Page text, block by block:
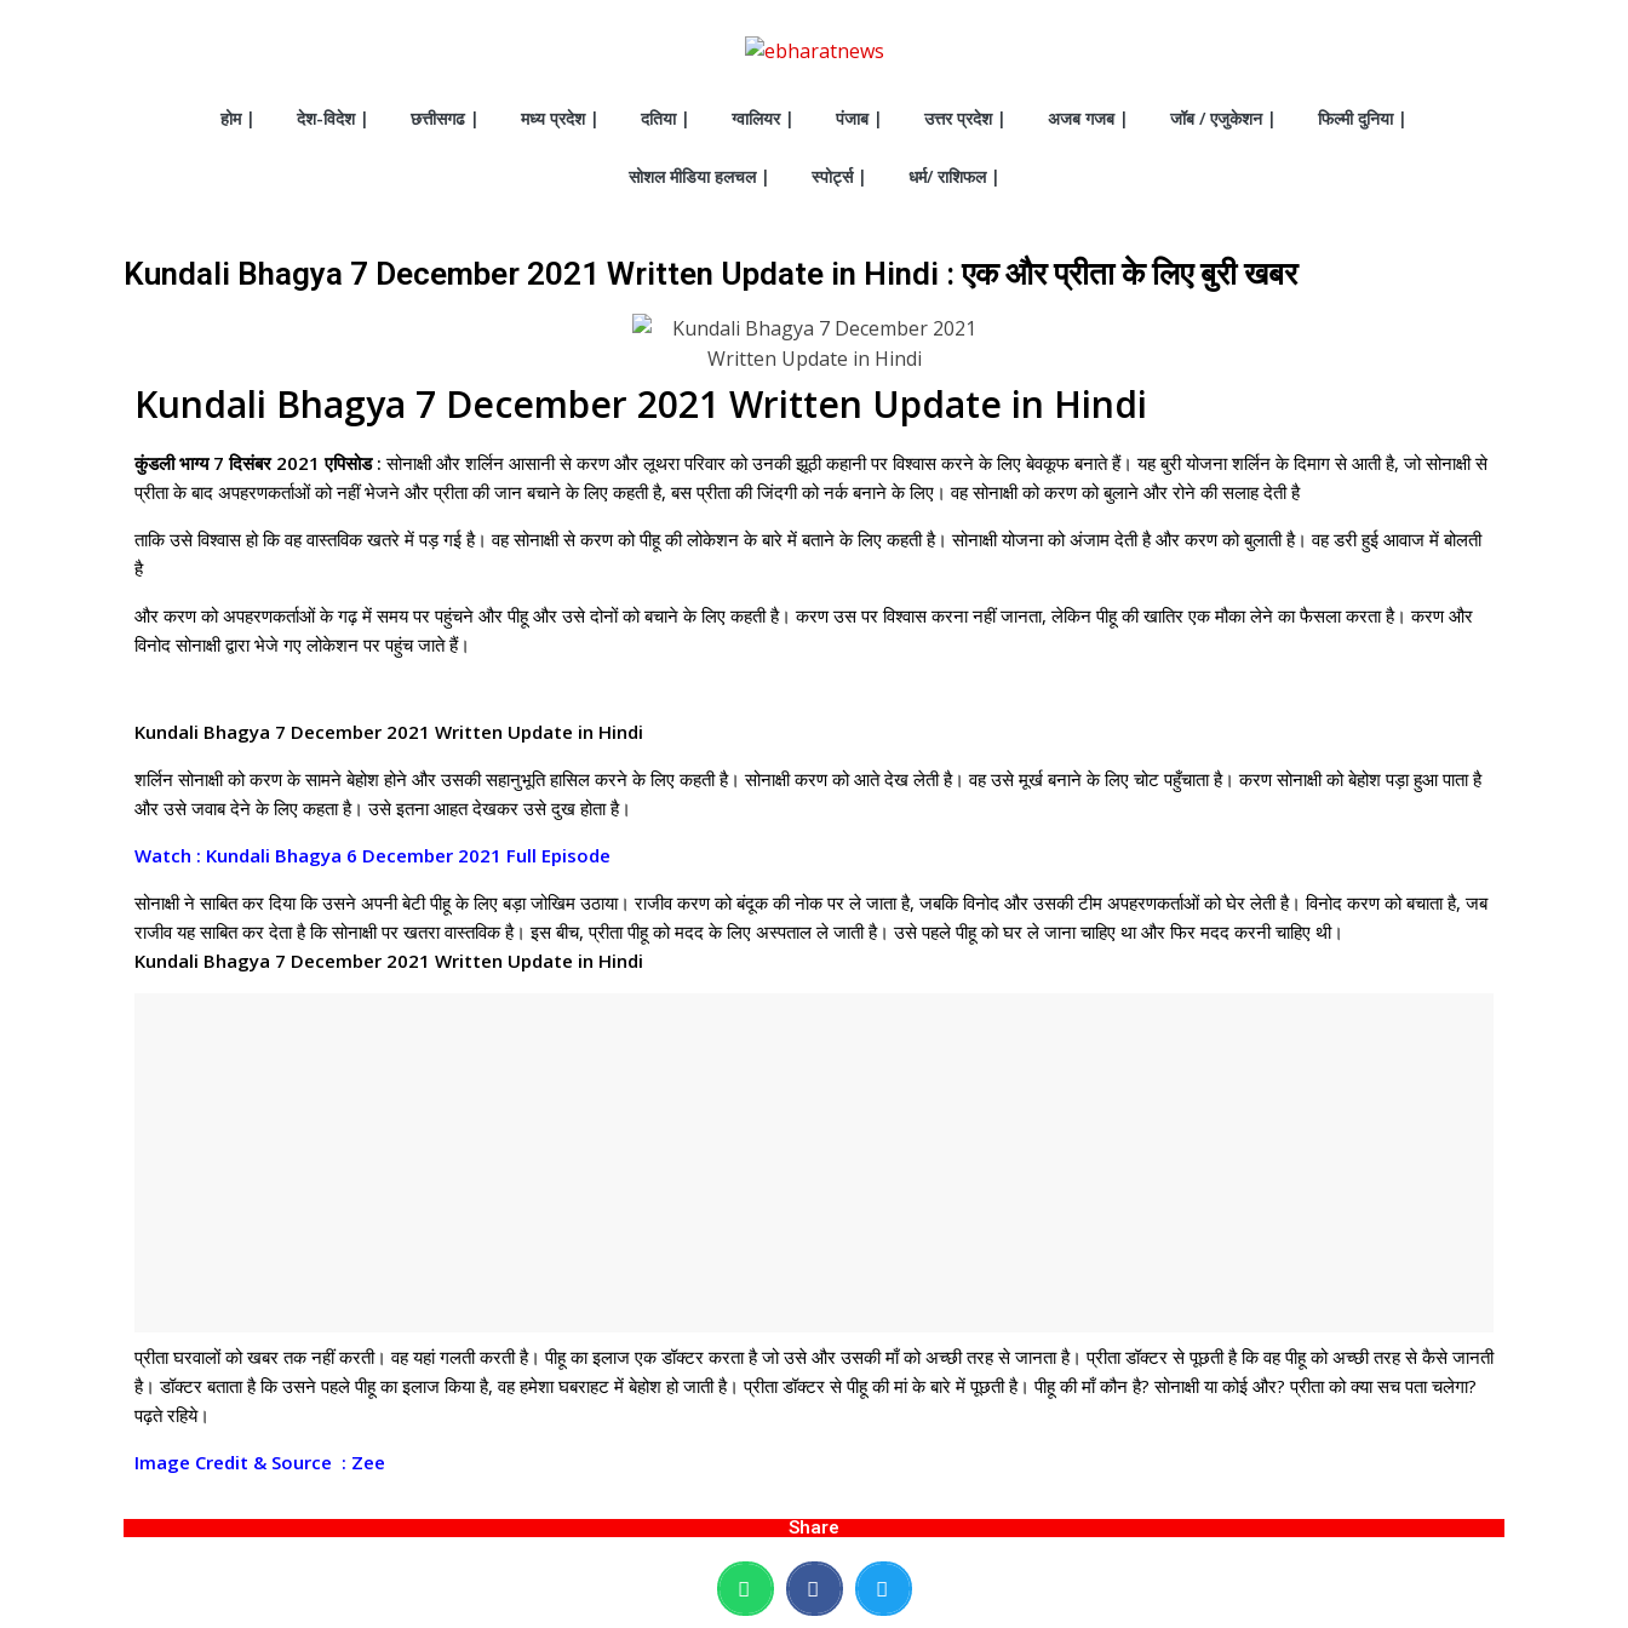
होम | देश-विदेश | छत्तीसगढ | मध्य प्रदेश | दतिया | ग्वालियर | पंजाब | उत्तर प्रदेश | अजब गजब | जॉब / एजुकेशन | फिल्मी दुनिया |
सोशल मीडिया हलचल | स्पोर्ट्स | धर्म/ राशिफल |
Kundali Bhagya 7 December 2021 Written Update in Hindi : एक और प्रीता के लिए बुरी खबर
Kundali Bhagya 7 December 2021 Written Update in Hindi
कुंडली भाग्य 7 दिसंबर 2021 एपिसोड : सोनाक्षी और शर्लिन आसानी से करण और लूथरा परिवार को उनकी झूठी कहानी पर विश्वास करने के लिए बेवकूफ बनाते हैं। यह बुरी योजना शर्लिन के दिमाग से आती है, जो सोनाक्षी से
प्रीता के बाद अपहरणकर्ताओं को नहीं भेजने और प्रीता की जान बचाने के लिए कहती है, बस प्रीता की जिंदगी को नर्क बनाने के लिए। वह सोनाक्षी को करण को बुलाने और रोने की सलाह देती है
ताकि उसे विश्वास हो कि वह वास्तविक खतरे में पड़ गई है। वह सोनाक्षी से करण को पीहू की लोकेशन के बारे में बताने के लिए कहती है। सोनाक्षी योजना को अंजाम देती है और करण को बुलाती है। वह डरी हुई आवाज में बोलती
है
और करण को अपहरणकर्ताओं के गढ़ में समय पर पहुंचने और पीहू और उसे दोनों को बचाने के लिए कहती है। करण उस पर विश्वास करना नहीं जानता, लेकिन पीहू की खातिर एक मौका लेने का फैसला करता है। करण और
विनोद सोनाक्षी द्वारा भेजे गए लोकेशन पर पहुंच जाते हैं।
Kundali Bhagya 7 December 2021 Written Update in Hindi
शर्लिन सोनाक्षी को करण के सामने बेहोश होने और उसकी सहानुभूति हासिल करने के लिए कहती है। सोनाक्षी करण को आते देख लेती है। वह उसे मूर्ख बनाने के लिए चोट पहुँचाता है। करण सोनाक्षी को बेहोश पड़ा हुआ पाता है
और उसे जवाब देने के लिए कहता है। उसे इतना आहत देखकर उसे दुख होता है।
Watch : Kundali Bhagya 6 December 2021 Full Episode
सोनाक्षी ने साबित कर दिया कि उसने अपनी बेटी पीहू के लिए बड़ा जोखिम उठाया। राजीव करण को बंदूक की नोक पर ले जाता है, जबकि विनोद और उसकी टीम अपहरणकर्ताओं को घेर लेती है। विनोद करण को बचाता है, जब
राजीव यह साबित कर देता है कि सोनाक्षी पर खतरा वास्तविक है। इस बीच, प्रीता पीहू को मदद के लिए अस्पताल ले जाती है। उसे पहले पीहू को घर ले जाना चाहिए था और फिर मदद करनी चाहिए थी।
Kundali Bhagya 7 December 2021 Written Update in Hindi
प्रीता घरवालों को खबर तक नहीं करती। वह यहां गलती करती है। पीहू का इलाज एक डॉक्टर करता है जो उसे और उसकी माँ को अच्छी तरह से जानता है। प्रीता डॉक्टर से पूछती है कि वह पीहू को अच्छी तरह से कैसे जानती
है। डॉक्टर बताता है कि उसने पहले पीहू का इलाज किया है, वह हमेशा घबराहट में बेहोश हो जाती है। प्रीता डॉक्टर से पीहू की मां के बारे में पूछती है। पीहू की माँ कौन है? सोनाक्षी या कोई और? प्रीता को क्या सच पता चलेगा?
पढ़ते रहिये।
Image Credit & Source : Zee
Share